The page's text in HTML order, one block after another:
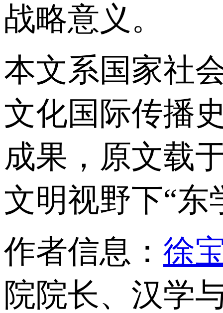
战略意义。
本文系国家社
文化国际传播
成果，原文载
文明视野下“
作者信息： 徐
院院长、汉学